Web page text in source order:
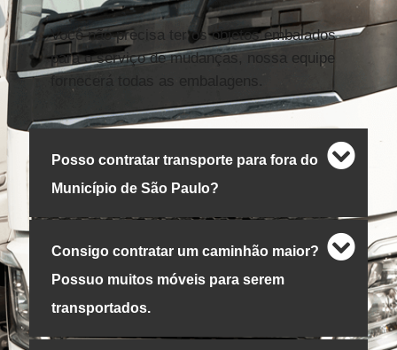
Você não precisa ter os objetos embalados
para o serviço de mudanças, nossa equipe
fornecerá todas as embalagens.
Posso contratar transporte para fora do
Município de São Paulo?
Consigo contratar um caminhão maior?
Possuo muitos móveis para serem
transportados.